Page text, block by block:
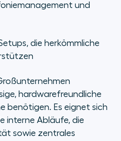
und
die herkömmliche
hardwarefreundliche
benötigen. Es eignet sich
interne Abläufe, die
sowie zentrales